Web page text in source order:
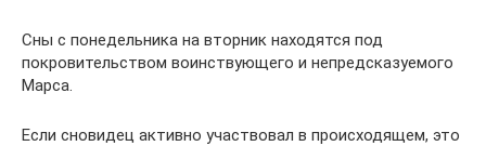
Сны с понедельника на вторник находятся под
покровительством воинствующего и непредсказуемого
Марса.
Если сновидец активно участвовал в происходящем, это